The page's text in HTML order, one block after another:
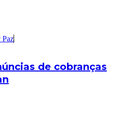
de cobranças